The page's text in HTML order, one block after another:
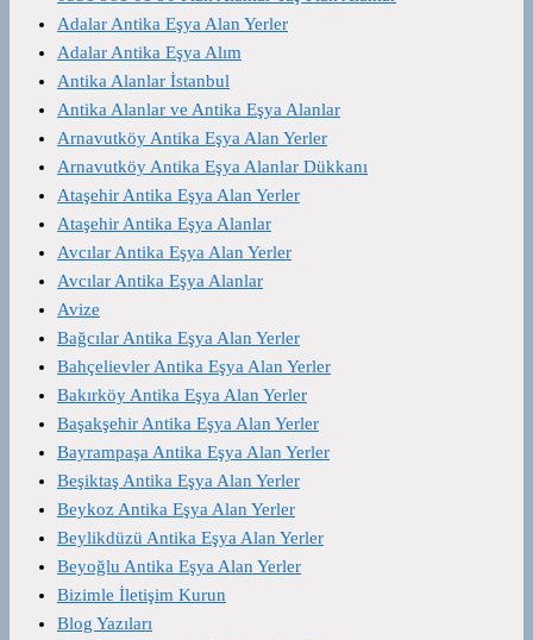
Adalar Antika Eşya Alan Yerler
Adalar Antika Eşya Alım
Antika Alanlar İstanbul
Antika Alanlar ve Antika Eşya Alanlar
Arnavutköy Antika Eşya Alan Yerler
Arnavutköy Antika Eşya Alanlar Dükkanı
Ataşehir Antika Eşya Alan Yerler
Ataşehir Antika Eşya Alanlar
Avcılar Antika Eşya Alan Yerler
Avcılar Antika Eşya Alanlar
Avize
Bağcılar Antika Eşya Alan Yerler
Bahçelievler Antika Eşya Alan Yerler
Bakırköy Antika Eşya Alan Yerler
Başakşehir Antika Eşya Alan Yerler
Bayrampaşa Antika Eşya Alan Yerler
Beşiktaş Antika Eşya Alan Yerler
Beykoz Antika Eşya Alan Yerler
Beylikdüzü Antika Eşya Alan Yerler
Beyoğlu Antika Eşya Alan Yerler
Bizimle İletişim Kurun
Blog Yazıları